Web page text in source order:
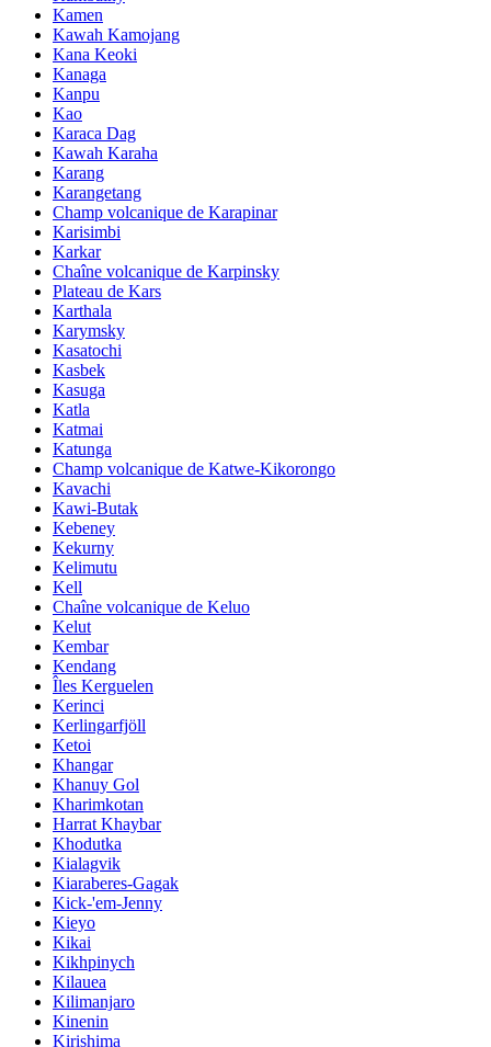
Kamen
Kawah Kamojang
Kana Keoki
Kanaga
Kanpu
Kao
Karaca Dag
Kawah Karaha
Karang
Karangetang
Champ volcanique de Karapinar
Karisimbi
Karkar
Chaîne volcanique de Karpinsky
Plateau de Kars
Karthala
Karymsky
Kasatochi
Kasbek
Kasuga
Katla
Katmai
Katunga
Champ volcanique de Katwe-Kikorongo
Kavachi
Kawi-Butak
Kebeney
Kekurny
Kelimutu
Kell
Chaîne volcanique de Keluo
Kelut
Kembar
Kendang
Îles Kerguelen
Kerinci
Kerlingarfjöll
Ketoi
Khangar
Khanuy Gol
Kharimkotan
Harrat Khaybar
Khodutka
Kialagvik
Kiaraberes-Gagak
Kick-'em-Jenny
Kieyo
Kikai
Kikhpinych
Kilauea
Kilimanjaro
Kinenin
Kirishima